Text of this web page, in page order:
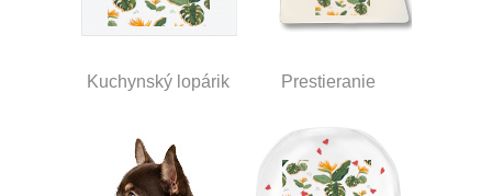
Kuchynský lopárik Prestieranie